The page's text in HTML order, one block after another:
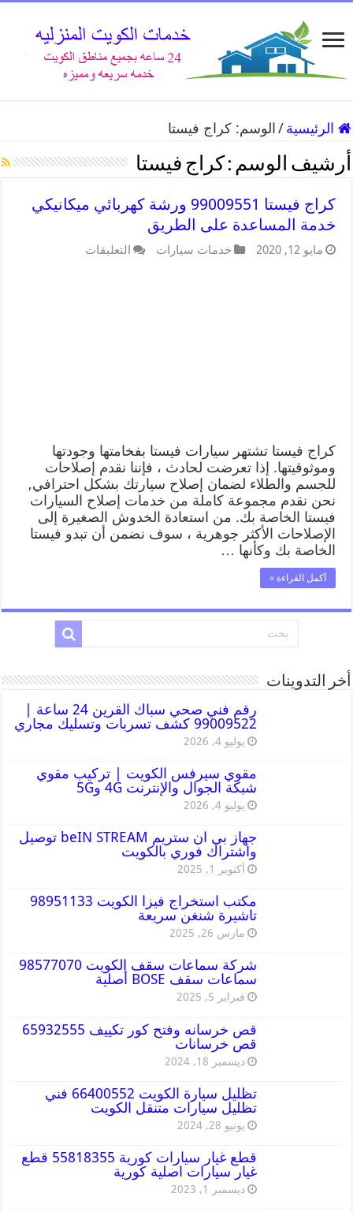
الرئيسية / الوسم:كراج فيستا
أرشيف الوسم : كراج فيستا
كراج فيستا 99009551 ورشة كهربائي ميكانيكي
خدمة المساعدة على الطريق
مايو 12, 2020 خدمات سيارات التعليقات
كراج فيستا تشتهر سيارات فيستا بفخامتها وجودتها
وموثوقيتها. إذا تعرضت لحادث ، فإننا نقدم إصلاحات
للجسم والطلاء لضمان إصلاح سيارتك بشكل احترافي,
نحن نقدم مجموعة كاملة من خدمات إصلاح السيارات
فيستا الخاصة بك. من استعادة الخدوش الصغيرة إلى
الإصلاحات الأكثر جوهرية ، سوف نضمن أن تبدو فيستا
الخاصة بك وكأنها …
أكمل القراءة »
أخر التدوينات
رقم فني صحي سباك القرين 24 ساعة |
99009522 كشف تسربات وتسليك مجاري
يوليو 4, 2026
مقوي سيرفس الكويت | تركيب مقوي
شبكة الجوال والإنترنت 4G و5G
يوليو 4, 2026
جهاز بي ان ستريم beIN STREAM توصيل
واشتراك فوري بالكويت
أكتوبر 1, 2025
مكتب استخراج فيزا الكويت 98951133
تاشيرة شنغن سريعة
مارس 26, 2025
شركة سماعات سقف الكويت 98577070
سماعات سقف BOSE أصلية
فبراير 5, 2025
قص خرسانه وفتح كور تكييف 65932555
قص خرسانات
ديسمبر 18, 2024
تظليل سيارة الكويت 66400552 فني
تظليل سيارات متنقل الكويت
يونيو 28, 2024
قطع غيار سيارات كورية 55818355 قطع
غيار سيارات اصلية كورية
ديسمبر 1, 2023